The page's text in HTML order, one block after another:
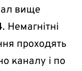
вище
. Немагнітні
проходять
каналу і по